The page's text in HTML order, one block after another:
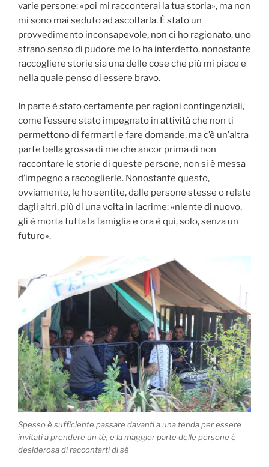
varie persone: «poi mi racconterai la tua storia», ma non
mi sono mai seduto ad ascoltarla. È stato un
provvedimento inconsapevole, non ci ho ragionato, uno
strano senso di pudore me lo ha interdetto, nonostante
raccogliere storie sia una delle cose che più mi piace e
nella quale penso di essere bravo.
In parte è stato certamente per ragioni contingenziali,
come l’essere stato impegnato in attività che non ti
permettono di fermarti e fare domande, ma c’è un’altra
parte bella grossa di me che ancor prima di non
raccontare le storie di queste persone, non si è messa
d’impegno a raccoglierle. Nonostante questo,
ovviamente, le ho sentite, dalle persone stesse o relate
dagli altri, più di una volta in lacrime: «niente di nuovo,
gli è morta tutta la famiglia e ora è qui, solo, senza un
futuro».
Spesso è sufficiente passare davanti a una tenda per essere
invitati a prendere un tè, e la maggior parte delle persone è
desiderosa di raccontarti di sé